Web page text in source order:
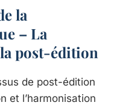
la
– La
post-édition
de post-édition
et l’harmonisation